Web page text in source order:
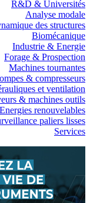
R&D & Universités
Analyse modale
des structures
Biomécanique
Industrie & Energie
Forage & Prospection
Machines tournantes
& compresseurs
et ventilation
& machines outils
Energies renouvelables
paliers lisses
Services